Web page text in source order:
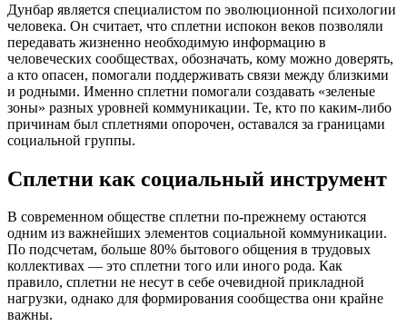
Дунбар является специалистом по эволюционной психологии
человека. Он считает, что сплетни испокон веков позволяли
передавать жизненно необходимую информацию в
человеческих сообществах, обозначать, кому можно доверять,
а кто опасен, помогали поддерживать связи между близкими
и родными. Именно сплетни помогали создавать «зеленые
зоны» разных уровней коммуникации. Те, кто по каким-либо
причинам был сплетнями опорочен, оставался за границами
социальной группы.
Сплетни как социальный инструмент
В современном обществе сплетни по-прежнему остаются
одним из важнейших элементов социальной коммуникации.
По подсчетам, больше 80% бытового общения в трудовых
коллективах — это сплетни того или иного рода. Как
правило, сплетни не несут в себе очевидной прикладной
нагрузки, однако для формирования сообщества они крайне
важны.